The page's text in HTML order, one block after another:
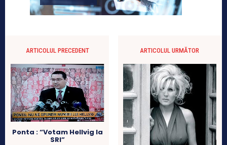
ARTICOLUL PRECEDENT
Ponta : “Votam Hellvig la
SRI”
ARTICOLUL URMĂTOR